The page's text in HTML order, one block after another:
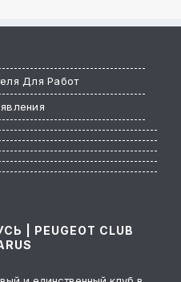
Для Работ
| PEUGEOT CLUB